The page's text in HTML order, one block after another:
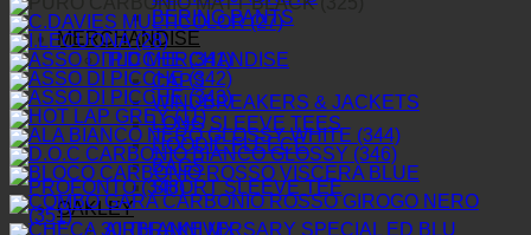
BERING PANTS
MERCHANDISE
TLD MERCHANDISE
CAPS
WINDBREAKERS & JACKETS
LONG SLEEVE TEES
HOODIE FLEECE
BAGS
SHORT SLEEVE TEE
OAKLEY
AIRBRAKE MX